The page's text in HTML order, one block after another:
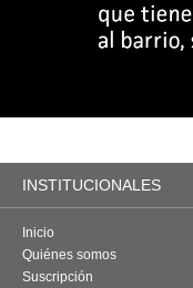
INSTITUCIONALES
Inicio
Quiénes somos
Suscripción